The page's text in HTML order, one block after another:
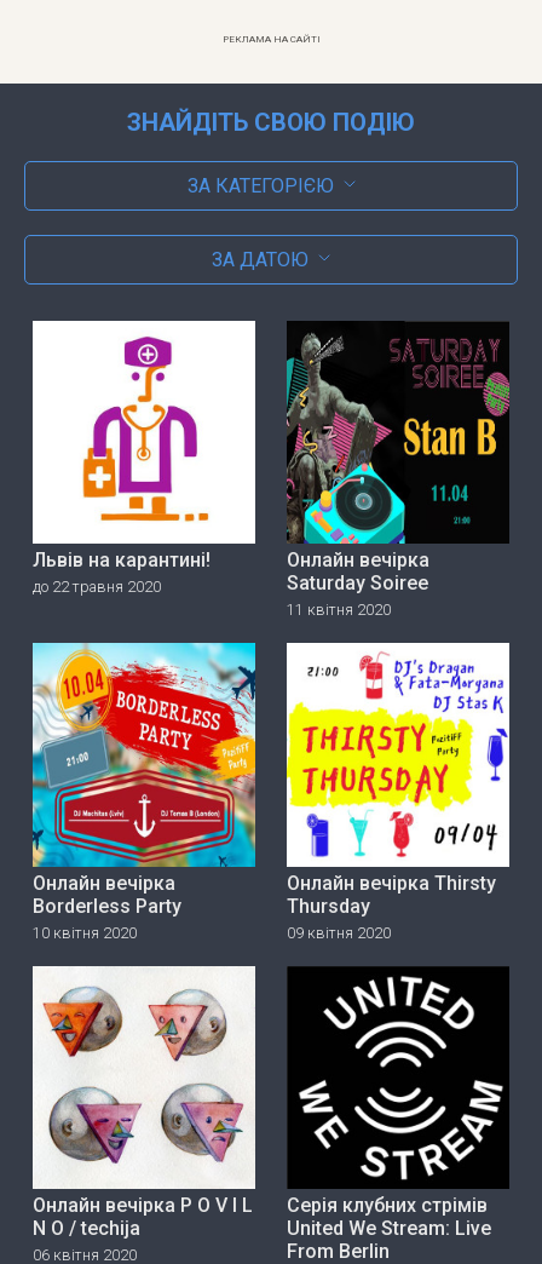
РЕКЛАМА НА САЙТІ
ЗНАЙДІТЬ СВОЮ ПОДІЮ
ЗА КАТЕГОРІЄЮ
ЗА ДАТОЮ
Львів на карантині!
до 22 травня 2020
Онлайн вечірка
Saturday Soiree
11 квітня 2020
Онлайн вечірка
Borderless Party
10 квітня 2020
Онлайн вечірка Thirsty
Thursday
09 квітня 2020
Онлайн вечірка P O V I L
N O / techija
06 квітня 2020
Серія клубних стрімів
United We Stream: Live
From Berlin